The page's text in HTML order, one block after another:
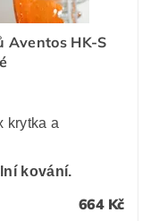
Aventos HK-S
krytka a
kování.
664 Kč